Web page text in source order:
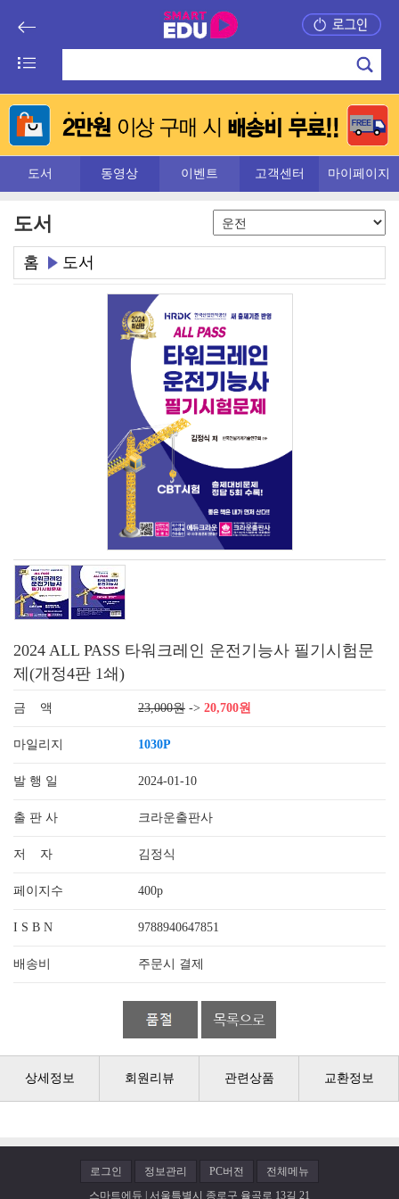
도서 동영상 이벤트 고객센터 마이페이지
도서
홈 도서
2024 ALL PASS 타워크레인 운전기능사 필기시험문
제(개정4판 1쇄)
금 액 23,000원 -> 20,700원
마일리지 1030P
발 행 일 2024-01-10
출 판 사 크라운출판사
저 자 김정식
페이지수 400p
I S B N 9788940647851
배송비 주문시 결제
상세정보 회원리뷰 관련상품 교환정보
로그인 정보관리 PC버전
전체메뉴
스마트에듀 | 서울특별시 종로구 율곡로 13길 21